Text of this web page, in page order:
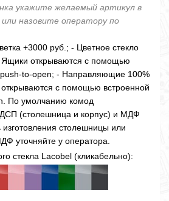
укажите желаемый артикул в
или назовите оператору по
+3000 руб.; - Цветное стекло
Ящики открываются с помощью
push-to-open; - Направляющие 100%
с помощью встроенной
По умолчанию комод
(столешница и корпус) и МДФ
столешницы или
уточняйте у оператора.
стекла Lacobel (кликабельно):